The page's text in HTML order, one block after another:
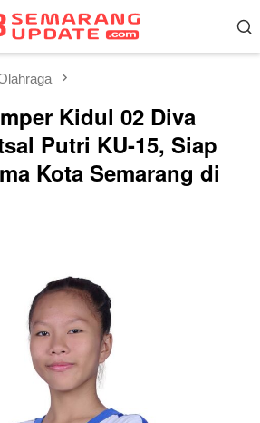
Kidul 02 Diva
Putri KU-15, Siap
Kota Semarang di